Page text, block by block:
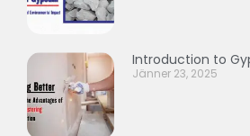
Introduction to
Jänner 23, 2025